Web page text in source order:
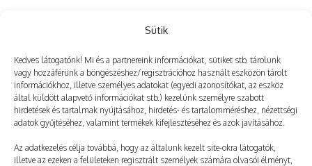
Sütik
Kedves látogatónk! Mi és a partnereink információkat, sütiket stb. tárolunk
vagy hozzáférünk a böngészéshez/regisztrációhoz használt eszközön tárolt
információkhoz, illetve személyes adatokat (egyedi azonosítókat, az eszköz
által küldött alapvető információkat stb.) kezelünk személyre szabott
hirdetések és tartalmak nyújtásához, hirdetés- és tartalomméréshez, nézettségi
adatok gyűjtéséhez, valamint termékek kifejlesztéséhez és azok javításához.
Az adatkezelés célja továbbá, hogy az általunk kezelt site-okra látogatók,
illetve az ezeken a felületeken regisztrált személyek számára olvasói élményt,
Még több